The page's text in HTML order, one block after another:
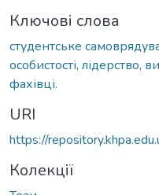
Ключові слова
студентське
особистості, лідерство,
фахівці.
URI
https://
Колекції